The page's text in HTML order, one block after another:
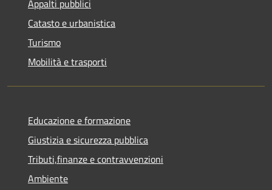
Appalti pubblici
Catasto e urbanistica
Turismo
Mobilità e trasporti
Educazione e formazione
Giustizia e sicurezza pubblica
Tributi,finanze e contravvenzioni
Ambiente